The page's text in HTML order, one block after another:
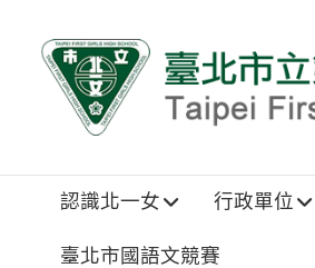
認識北一女 行政單位
臺北市國語文競賽